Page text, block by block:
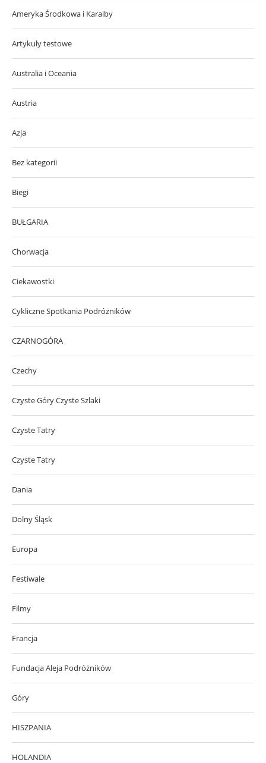
Ameryka Środkowa i Karaiby
Artykuły testowe
Australia i Oceania
Austria
Azja
Bez kategorii
Biegi
BUŁGARIA
Chorwacja
Ciekawostki
Cykliczne Spotkania Podróżników
CZARNOGÓRA
Czechy
Czyste Góry Czyste Szlaki
Czyste Tatry
Czyste Tatry
Dania
Dolny Śląsk
Europa
Festiwale
Filmy
Francja
Fundacja Aleja Podróżników
Góry
HISZPANIA
HOLANDIA